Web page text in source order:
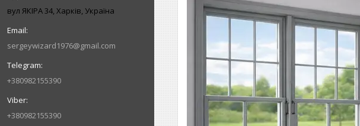
вул ЯКІРА 34, Харків, Україна
sergeywizard1976@gmail.com
+380982155390
+380982155390